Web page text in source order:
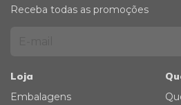
Receba todas as promoções
Loja
Embalagens